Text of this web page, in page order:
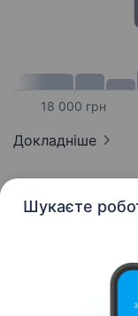
Шукаєте
18 000 грн
Докладніше